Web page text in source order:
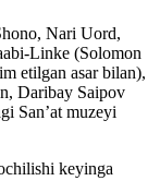
Nari Uord,
Linke (Solomon
etilgan asar bilan),
Daribay Saipov
San’at muzeyi
keyinga